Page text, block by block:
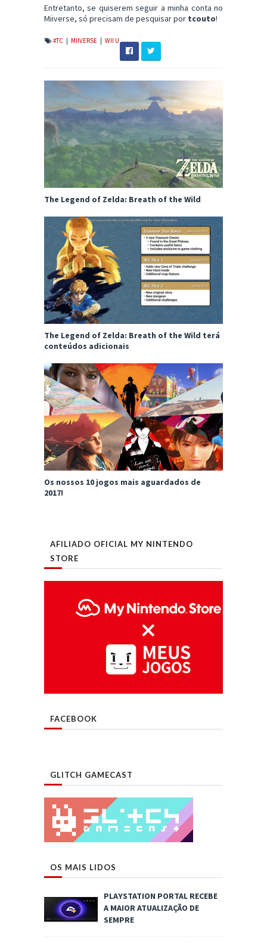
Entretanto, se quiserem seguir a minha conta no
Miiverse, só precisam de pesquisar por tcouto!
#TC | MIIVERSE | WII U
The Legend of Zelda: Breath of the Wild
The Legend of Zelda: Breath of the Wild terá
conteúdos adicionais
Os nossos 10 jogos mais aguardados de
2017!
AFILIADO OFICIAL MY NINTENDO
STORE
FACEBOOK
GLITCH GAMECAST
OS MAIS LIDOS
PLAYSTATION PORTAL RECEBE
A MAIOR ATUALIZAÇÃO DE
SEMPRE